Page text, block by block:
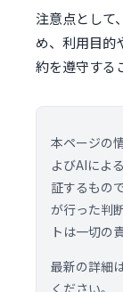
注意点として
め、利用目的
約を遵守する
本ページの
よびAIによ
証するもの
が行った判
トは一切の
最新の詳細